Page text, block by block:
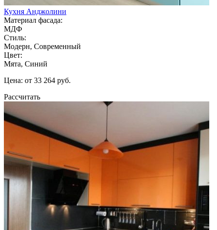
Кухня Анджолини
Материал фасада:
МДФ
Стиль:
Модерн, Современный
Цвет:
Мята, Синий
Цена: от 33 264 руб.
Рассчитать